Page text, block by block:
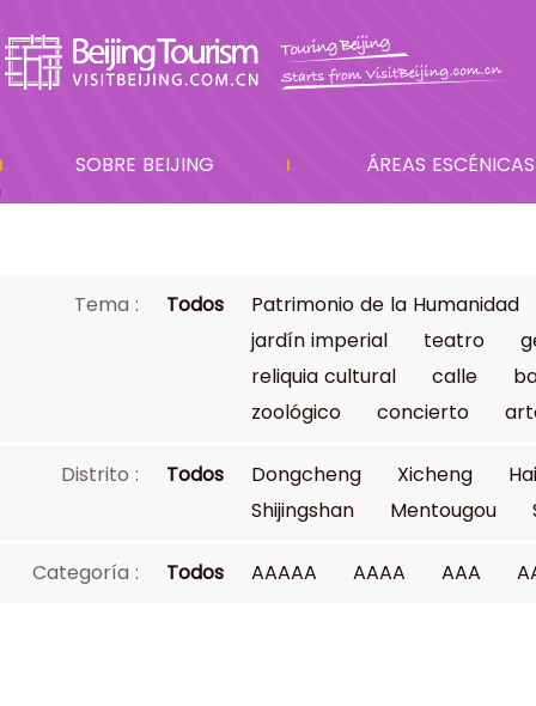
SOBRE BEIJING ÁREAS ESCÉNICAS
Tema : Todos
Patrimonio de la Humanidad
jardín imperial
teatro
reliquia cultural
calle
zoológico
concierto
Distrito : Todos Dongcheng Xicheng
Shijingshan
Mentougou
Categoría : Todos AAAAA AAAA AAA